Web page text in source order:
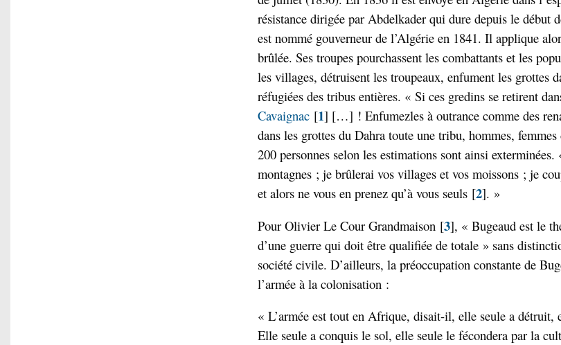
résistance dirigée par Abdelkader qui dure depuis le début
est nommé gouverneur de l’Algérie en 1841. Il applique
brûlée. Ses troupes pourchassent les combattants et les
les villages, détruisent les troupeaux, enfument les grottes
réfugiées des tribus entières. « Si ces gredins se retirent
Cavaignac [1] […] ! Enfumezles à outrance comme des
dans les grottes du Dahra toute une tribu, hommes,
200 personnes selon les estimations sont ainsi exterminées.
montagnes ; je brûlerai vos villages et vos moissons ; je
et alors ne vous en prenez qu’à vous seuls [2]. »
Pour Olivier Le Cour Grandmaison [3], « Bugeaud est le
d’une guerre qui doit être qualifiée de totale » sans
société civile. D’ailleurs, la préoccupation constante de
l’armée à la colonisation :
« L’armée est tout en Afrique, disait-il, elle seule a détruit,
Elle seule a conquis le sol, elle seule le fécondera par la